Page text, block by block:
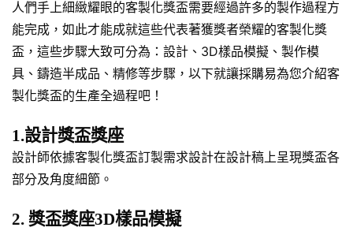
人們手上細緻耀眼的客製化獎盃需要經過許多的製作過程方
能完成，如此才能成就這些代表著獲獎者榮耀的客製化獎
盃，這些步驟大致可分為：設計、3D樣品模擬、製作模
具、鑄造半成品、精修等步驟，以下就讓採購易為您介紹客
製化獎盃的生產全過程吧！
1.設計獎盃獎座
設計師依據客製化獎盃訂製需求設計在設計稿上呈現獎盃各
部分及角度細節。
2. 獎盃獎座3D樣品模擬